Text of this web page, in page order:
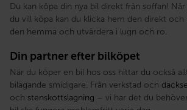
Du kan köpa din nya bil direkt från soffan!
du vill köpa kan du klicka hem den direkt och
den hemma och utvärdera i lugn och ro.
Din partner efter bilköpet
När du köper en bil hos oss hittar du också
bilägande smidigare. Från verkstad och
och stenskottslagning – vi har det du